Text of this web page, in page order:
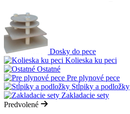
Dosky do pece
Kolieska ku peci
Ostatné
Pre plynové pece
Stĺpiky a podložky
Zakladacie sety
Predvolené